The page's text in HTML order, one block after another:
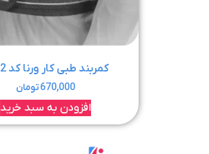
کمربند طبی کار ورنا کد v202
670,000تومان
افزودن به سبد خرید